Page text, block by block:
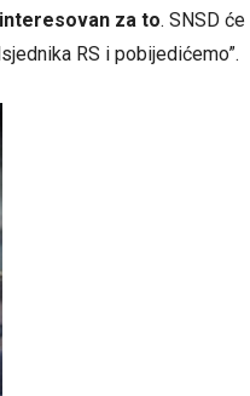
za to. SNSD će
RS i pobijedićemo”.